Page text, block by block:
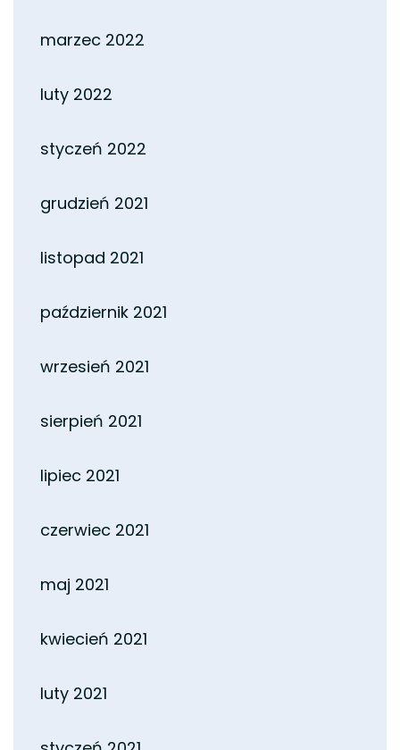
marzec 2022
luty 2022
styczeń 2022
grudzień 2021
listopad 2021
październik 2021
wrzesień 2021
sierpień 2021
lipiec 2021
czerwiec 2021
maj 2021
kwiecień 2021
luty 2021